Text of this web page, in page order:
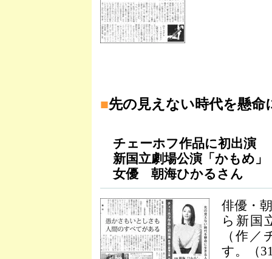
■先の見えない時代を懸命
チェーホフ作品に初出演
新国立劇場公演「かもめ」
女優 朝海ひかるさん
俳優・
ら新国
（作
す。（